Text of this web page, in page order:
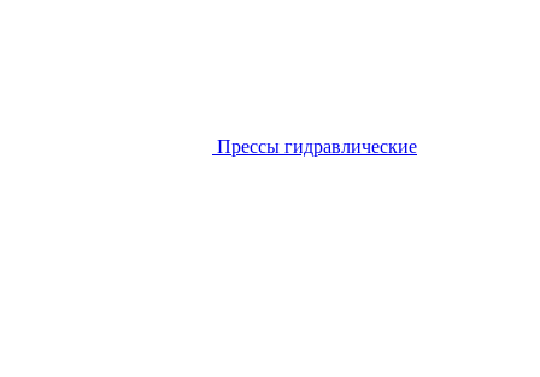
Прессы гидравлические